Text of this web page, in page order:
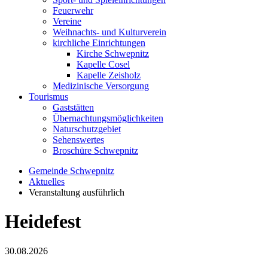
Feuerwehr
Vereine
Weihnachts- und Kulturverein
kirchliche Einrichtungen
Kirche Schwepnitz
Kapelle Cosel
Kapelle Zeisholz
Medizinische Versorgung
Tourismus
Gaststätten
Übernachtungsmöglichkeiten
Naturschutzgebiet
Sehenswertes
Broschüre Schwepnitz
Gemeinde Schwepnitz
Aktuelles
Veranstaltung ausführlich
Heidefest
30.08.2026